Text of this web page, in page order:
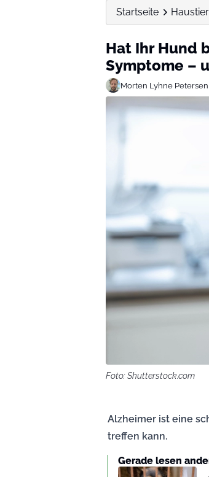
Startseite
Hat Ihr Hund
Symptome –
Morten Lyhne Petersen
Foto: Shutterstock.com
Alzheimer ist eine
treffen kann.
Gerade lesen